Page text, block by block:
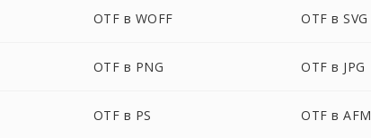
OTF в WOFF OTF в SVG
OTF в PNG OTF в JPG
OTF в PS OTF в AFM